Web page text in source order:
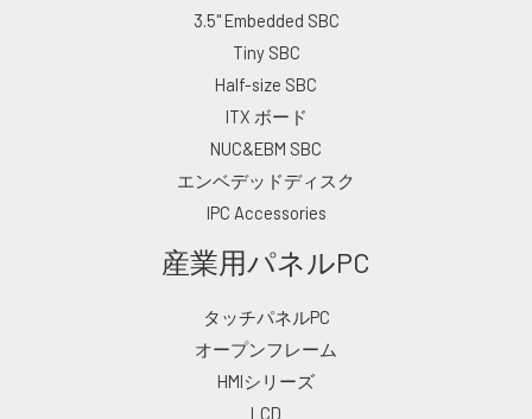
3.5" Embedded SBC
Tiny SBC
Half-size SBC
ITX ボード
NUC&EBM SBC
エンベデッドディスク
IPC Accessories
産業用パネルPC
タッチパネルPC
オープンフレーム
HMIシリーズ
LCD